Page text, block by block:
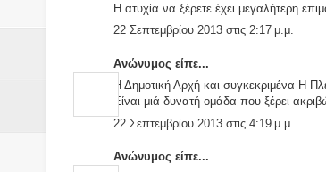
Η ατυχία να ξέρετε έχει μεγαλήτερη
22 Σεπτεμβρίου 2013 στις 2:17 μ.μ.
Ανώνυμος είπε...
Η Δημοτική Αρχή και συγκεκριμένα Η
Είναι μιά δυνατή ομάδα που ξέρει
22 Σεπτεμβρίου 2013 στις 4:19 μ.μ.
Ανώνυμος είπε...